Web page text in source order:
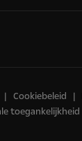
Cookiebeleid
toegankelijkheid